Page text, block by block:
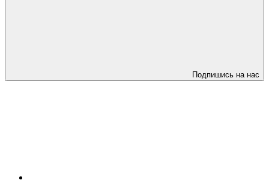
Подпишись на нас